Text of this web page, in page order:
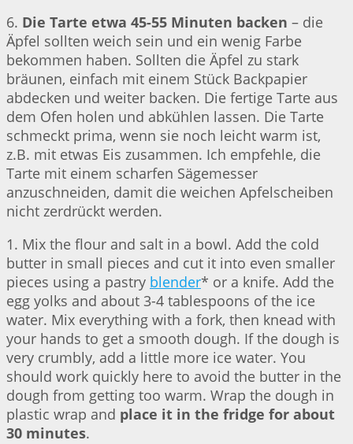
6. Die Tarte etwa 45-55 Minuten backen – die
Äpfel sollten weich sein und ein wenig Farbe
bekommen haben. Sollten die Äpfel zu stark
bräunen, einfach mit einem Stück Backpapier
abdecken und weiter backen. Die fertige Tarte aus
dem Ofen holen und abkühlen lassen. Die Tarte
schmeckt prima, wenn sie noch leicht warm ist,
z.B. mit etwas Eis zusammen. Ich empfehle, die
Tarte mit einem scharfen Sägemesser
anzuschneiden, damit die weichen Apfelscheiben
nicht zerdrückt werden.
1. Mix the flour and salt in a bowl. Add the cold
butter in small pieces and cut it into even smaller
pieces using a pastry blender* or a knife. Add the
egg yolks and about 3-4 tablespoons of the ice
water. Mix everything with a fork, then knead with
your hands to get a smooth dough. If the dough is
very crumbly, add a little more ice water. You
should work quickly here to avoid the butter in the
dough from getting too warm. Wrap the dough in
plastic wrap and place it in the fridge for about
30 minutes.